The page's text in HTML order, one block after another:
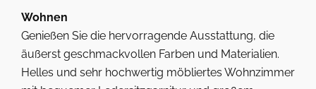
Wohnen
Genießen Sie die hervorragende Ausstattung, die
äußerst geschmackvollen Farben und Materialien.
Helles und sehr hochwertig möbliertes Wohnzimmer